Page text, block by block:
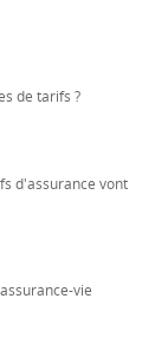
de tarifs ?
d'assurance vont
vie